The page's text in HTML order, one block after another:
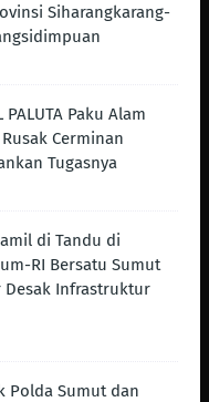
Siharangkarang-
PALUTA Paku Alam
Cerminan
Tugasnya
di Tandu di
RI Bersatu Sumut
Desak Infrastruktur
Polda Sumut dan